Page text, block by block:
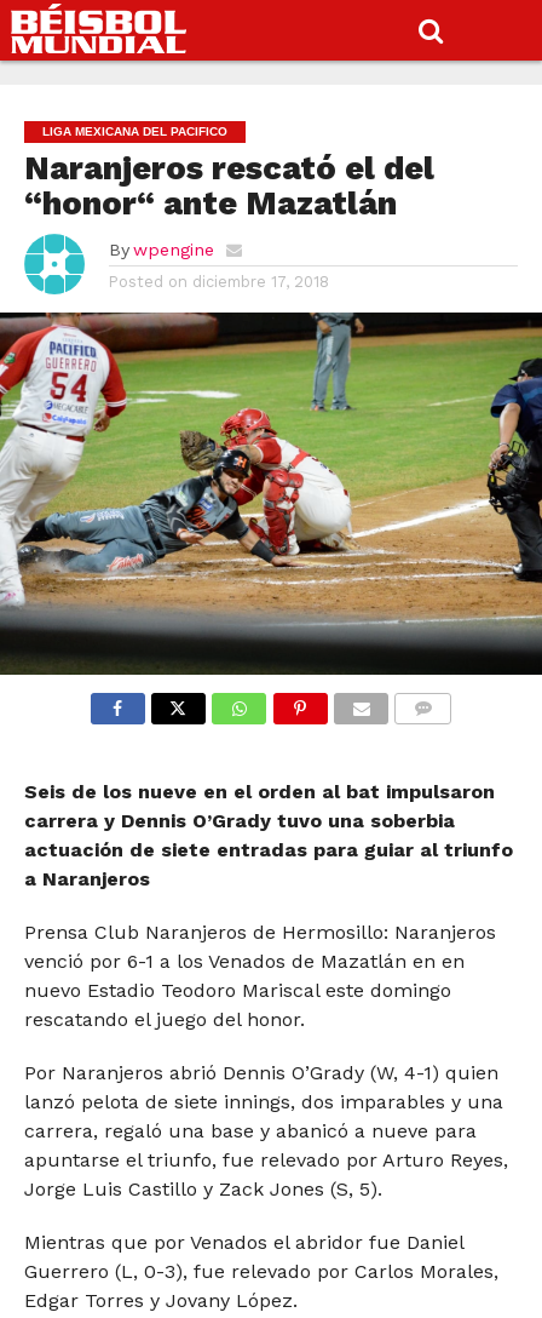
LIGA MEXICANA DEL PACIFICO
Naranjeros rescató el del
“honor“ ante Mazatlán
By wpengine
Posted on diciembre 17, 2018
Seis de los nueve en el orden al bat impulsaron
carrera y Dennis O’Grady tuvo una soberbia
actuación de siete entradas para guiar al triunfo
a Naranjeros
Prensa Club Naranjeros de Hermosillo: Naranjeros
venció por 6-1 a los Venados de Mazatlán en en
nuevo Estadio Teodoro Mariscal este domingo
rescatando el juego del honor.
Por Naranjeros abrió Dennis O’Grady (W, 4-1) quien
lanzó pelota de siete innings, dos imparables y una
carrera, regaló una base y abanicó a nueve para
apuntarse el triunfo, fue relevado por Arturo Reyes,
Jorge Luis Castillo y Zack Jones (S, 5).
Mientras que por Venados el abridor fue Daniel
Guerrero (L, 0-3), fue relevado por Carlos Morales,
Edgar Torres y Jovany López.